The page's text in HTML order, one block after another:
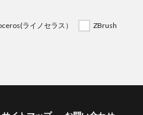
ライノセラス） ZBrush